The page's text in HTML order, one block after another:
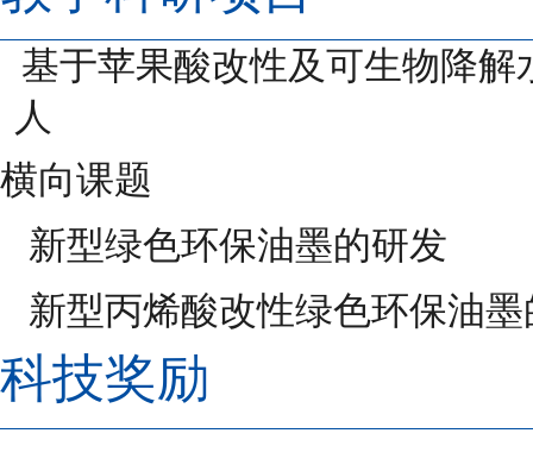
基于苹果酸改性及可生物降
人
横向课题
新型绿色环保油墨的研发
新型丙烯酸改性绿色环保油
科技奖励